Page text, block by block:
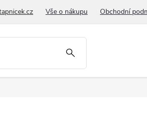
Vše o nákupu Obchodní